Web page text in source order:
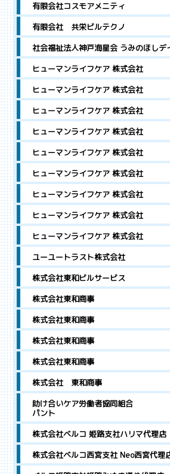
有限会社コスモアメニティ
有限会社 共栄ビルテクノ
社会福祉法人神戸海星会 うみのほしデ
ヒューマンライフケア 株式会社
ヒューマンライフケア 株式会社
ヒューマンライフケア 株式会社
ヒューマンライフケア 株式会社
ヒューマンライフケア 株式会社
ヒューマンライフケア 株式会社
ヒューマンライフケア 株式会社
ヒューマンライフケア 株式会社
ヒューマンライフケア 株式会社
ユーユートラスト株式会社
株式会社東和ビルサービス
株式会社東和商事
株式会社東和商事
株式会社東和商事
株式会社東和商事
株式会社 東和商事
助け合いケア労働者
パント
株式会社ベルコ 姫路支社ハリマ代理店
株式会社ベルコ西宮支社 Neo西宮代理